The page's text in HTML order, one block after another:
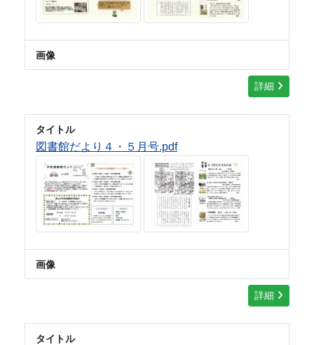
画像
詳細
タイトル
図書館だより４・５月号.pdf
画像
詳細
タイトル